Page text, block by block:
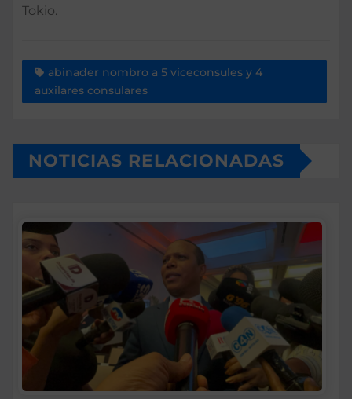
Tokio.
abinader nombro a 5 viceconsules y 4
auxilares consulares
NOTICIAS RELACIONADAS